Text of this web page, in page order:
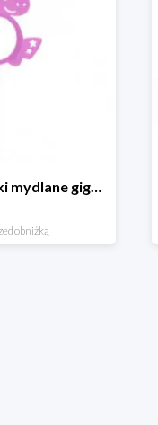
Hit cenowy - Bańki mydlane gigant lub płyn uzupełniający
obniżką